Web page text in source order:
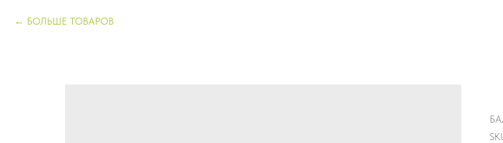
БОЛЬШЕ ТОВАРОВ